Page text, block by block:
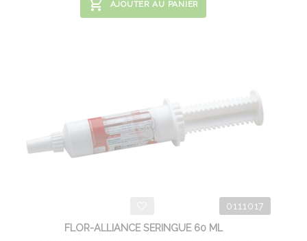
AJOUTER AU PANIER
0111017
FLOR-ALLIANCE SERINGUE 60 ML